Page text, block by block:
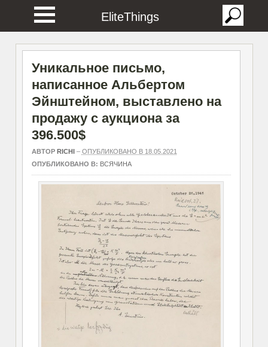
EliteThings
Уникальное письмо,
написанное Альбертом
Эйнштейном, выставлено на
продажу с аукциона за
396.500$
АВТОР RICHI– ОПУБЛИКОВАНО В 18.05.2021
ОПУБЛИКОВАНО В: ВСЯЧИНА